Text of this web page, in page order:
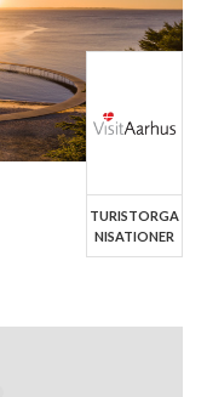
TURISTORGA
NISATIONER